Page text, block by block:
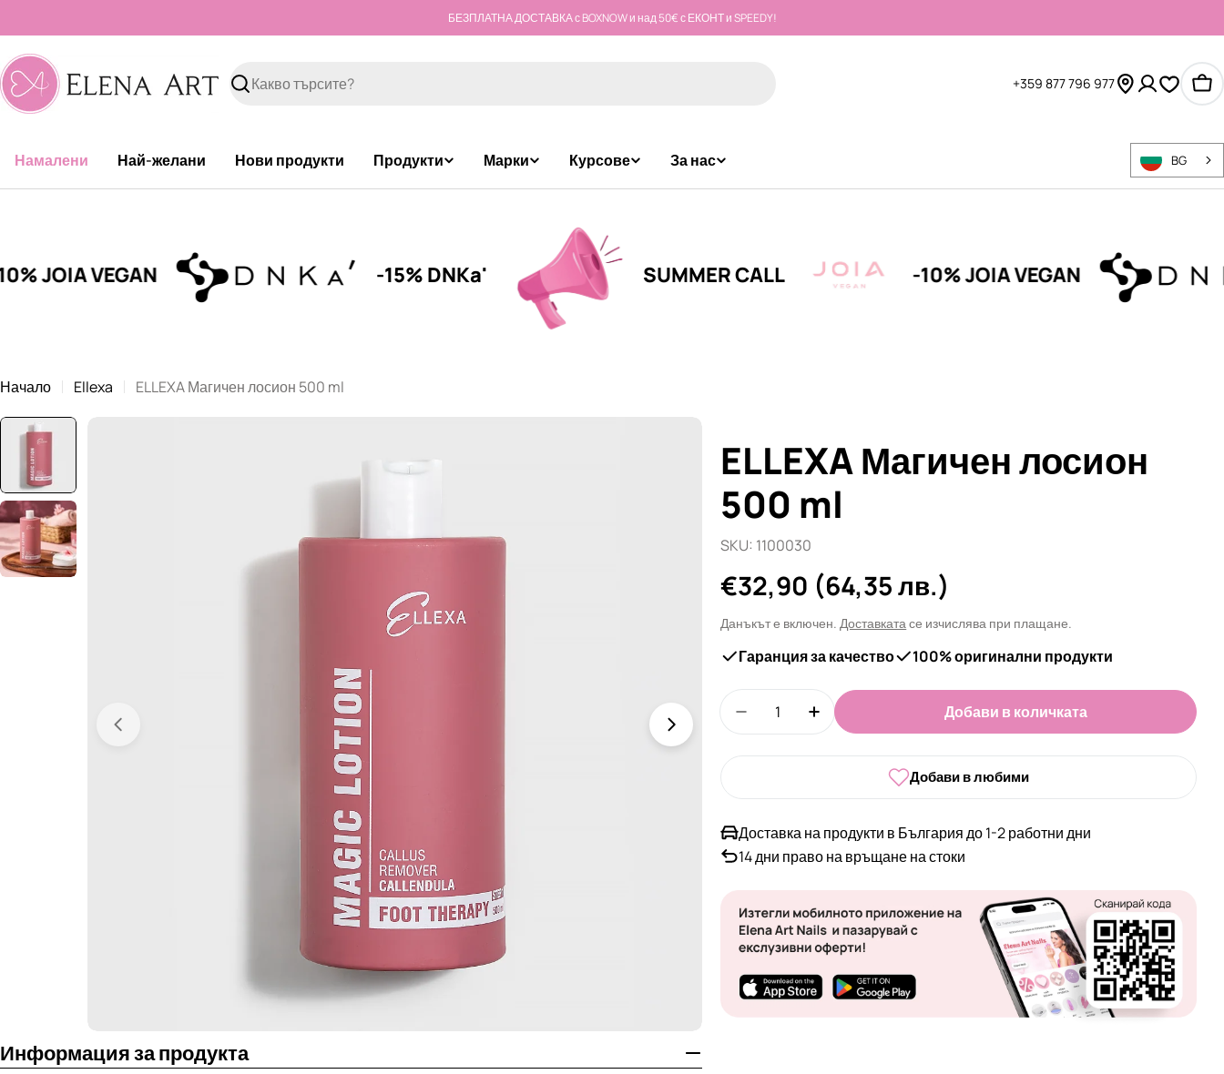
съдържанието
БЕЗПЛАТНА ДОСТАВКА с BOXNOW и над 50€ с ЕКОНТ и SPEEDY!
Търсене
+359 877 796 977
Намалени Най-желани Нови продукти Продукти Марки Курсове За нас BG
-15% DNKa' SUMMER CALL -10% JOIA VEGAN -
Начало Ellexa ELLEXA Магичен лосион 500 ml
Отвори медия 0 в прозорец Отвори медия 1 в прозорец
Информация за продукта
ELLEXA Магичен лосион
500 ml
SKU: 1100030
Редовна
цена
€32,90 (64,35 лв.)
Данъкът е включен.Доставкатасе изчислява при плащане.
Гаранция за качество 100% оригинални продукти
Намали количеството за ELLEXA Магичен лосион 500 ml
Увеличи количеството за ELLEXA Магичен лосион
Добави в количката
Добави в любими
Доставка на продукти в България до 1-2 работни дни
14 дни право на връщане на стоки